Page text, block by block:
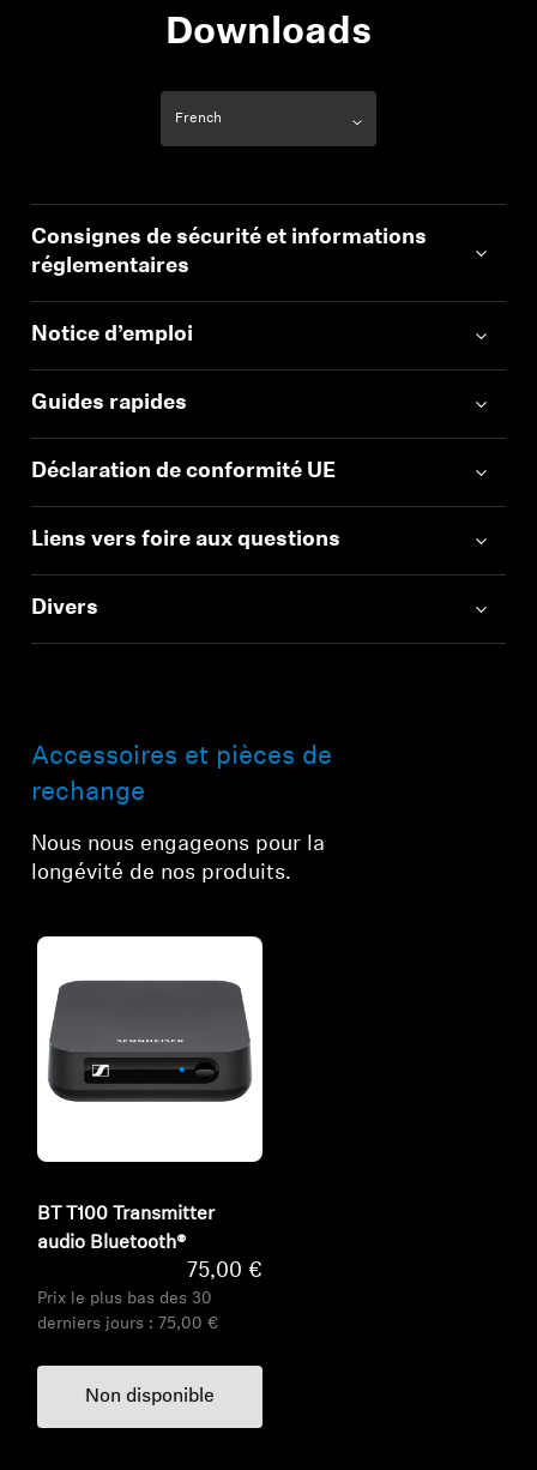
Downloads
Consignes de sécurité et informations
réglementaires
Notice d’emploi
Guides rapides
Déclaration de conformité UE
Liens vers foire aux questions
Divers
Accessoires et pièces de
rechange
Nous nous engageons pour la
longévité de nos produits.
BT T100 Transmitter
audio Bluetooth®
75,00 €
Prix le plus bas des 30
derniers jours : 75,00 €
Non disponible